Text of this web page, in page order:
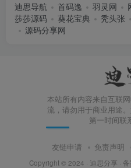
迪思导航 首码逸 羽灵网
莎莎源码
葵花宝典 秃头张
源码分享网
本站所有内容来自互联
流，请勿用于商业用途
第一时间联
友链申请 免责声明
Copyright © 2024 · 迪思分享 ·